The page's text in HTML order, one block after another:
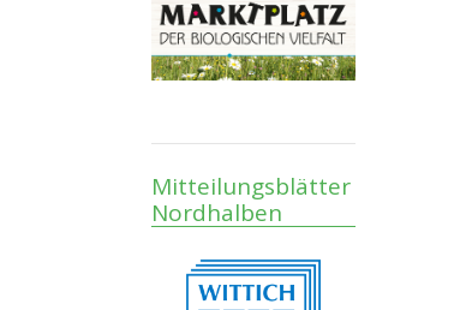
Mitteilungsblätter
Nordhalben